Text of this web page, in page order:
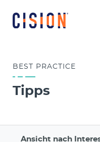
BEST PRACTICE
Tipps
Ansicht nach